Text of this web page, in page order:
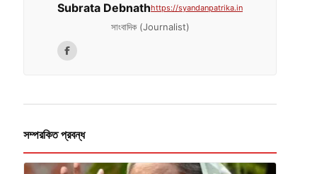
Subrata Debnathhttps://syandanpatrika.in
সাংবাদিক (Journalist)
সম্পরকিত প্রবন্ধ